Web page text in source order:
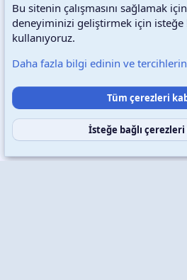
Türkçe (TR) Çerezler
Destek talepleri Bize ulaşın
Gizlilik politikası Yardım Ana
Copyright © 2026 XenWp Telif
Bu sitenin çalışmasını sağlamak
deneyiminizi geliştirmek için isteğe
kullanıyoruz.
Daha fazla bilgi edinin ve
Tüm çerezleri
İsteğe bağlı